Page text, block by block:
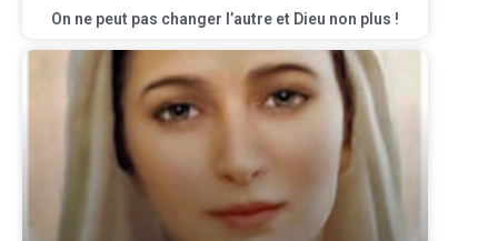
On ne peut pas changer l’autre et Dieu non plus !